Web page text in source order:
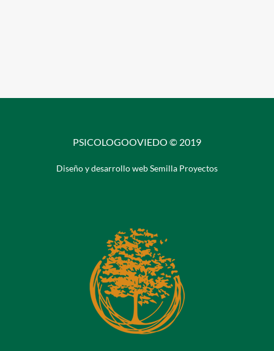
PSICOLOGOOVIEDO © 2019
Diseño y desarrollo web Semilla Proyectos